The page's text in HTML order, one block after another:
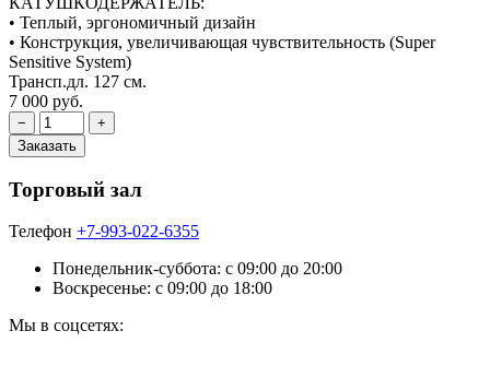
• Теплый, эргономичный дизайн
• Конструкция, увеличивающая чувствительность (Super
Sensitive System)
Трансп.дл. 127 см.
7 000 руб.
Торговый зал
Телефон +7-993-022-6355
Понедельник-суббота: c 09:00 до 20:00
Воскресенье: с 09:00 до 18:00
Мы в соцсетях: